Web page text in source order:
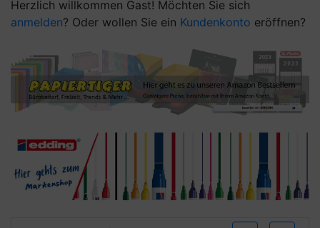
Herzlich willkommen Gast! Möchten Sie sich
anmelden? Oder wollen Sie ein Kundenkonto eröffnen?